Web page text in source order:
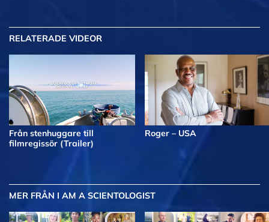
RELATERADE VIDEOR
Från stenhuggare till
filmregissör (Trailer)
Roger – USA
MER FRÅN I AM A SCIENTOLOGIST